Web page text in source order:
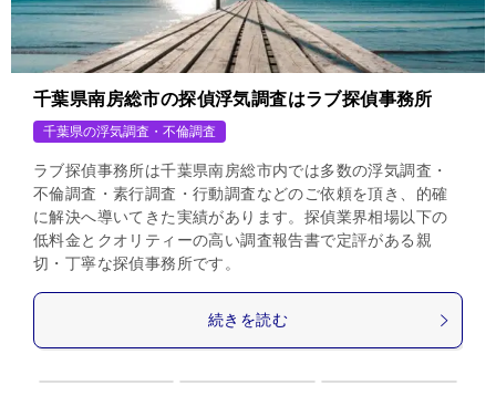
千葉県南房総市の探偵浮気調査はラブ探偵事務所
千葉県の浮気調査・不倫調査
ラブ探偵事務所は千葉県南房総市内では多数の浮気調査・
不倫調査・素行調査・行動調査などのご依頼を頂き、的確
に解決へ導いてきた実績があります。探偵業界相場以下の
低料金とクオリティーの高い調査報告書で定評がある親
切・丁寧な探偵事務所です。
続きを読む